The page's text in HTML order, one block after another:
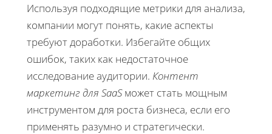
Используя подходящие метрики для анализа,
компании могут понять, какие аспекты
требуют доработки. Избегайте общих
ошибок, таких как недостаточное
исследование аудитории. Контент
маркетинг для SaaSможет стать мощным
инструментом для роста бизнеса, если его
применять разумно и стратегически.